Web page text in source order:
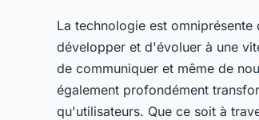
la
t-elle
La technologie est
développer et d'évoluer à une
de communiquer et même de
également profondément
qu'utilisateurs. Que ce soit à